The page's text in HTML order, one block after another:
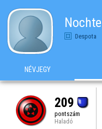
Nochte
Despota
NÉVJEGY
209
pontszám
Haladó